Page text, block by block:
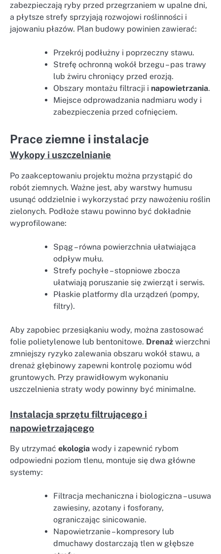
zabezpieczają ryby przed przegrzaniem w upalne dni,
a płytsze strefy sprzyjają rozwojowi roślinności i
jajowaniu płazów. Plan budowy powinien zawierać:
Przekrój podłużny i poprzeczny stawu.
Strefę ochronną wokół brzegu – pas trawy
lub żwiru chroniący przed erozją.
Obszary montażu filtracji i napowietrzania.
Miejsce odprowadzania nadmiaru wody i
zabezpieczenia przed cofnięciem.
Prace ziemne i instalacje
Wykopy i uszczelnianie
Po zaakceptowaniu projektu można przystąpić do
robót ziemnych. Ważne jest, aby warstwy humusu
usunąć oddzielnie i wykorzystać przy nawożeniu roślin
zielonych. Podłoże stawu powinno być dokładnie
wyprofilowane:
Spąg – równa powierzchnia ułatwiająca
odpływ mułu.
Strefy pochyłe – stopniowe zbocza
ułatwiają poruszanie się zwierząt i serwis.
Płaskie platformy dla urządzeń (pompy,
filtry).
Aby zapobiec przesiąkaniu wody, można zastosować
folie polietylenowe lub bentonitowe. Drenaż wierzchni
zmniejszy ryzyko zalewania obszaru wokół stawu, a
drenaż głębinowy zapewni kontrolę poziomu wód
gruntowych. Przy prawidłowym wykonaniu
uszczelnienia straty wody powinny być minimalne.
Instalacja sprzętu filtrującego i
napowietrzającego
By utrzymać ekologia wody i zapewnić rybom
odpowiedni poziom tlenu, montuje się dwa główne
systemy:
Filtracja mechaniczna i biologiczna – usuwa
zawiesiny, azotany i fosforany,
ograniczając sinicowanie.
Napowietrzanie – kompresory lub
dmuchawy dostarczają tlen w głębsze